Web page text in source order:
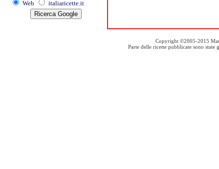
Web italiaricette.it
Copyright ©2005-2015
Parte delle ricette pubblicate sono state